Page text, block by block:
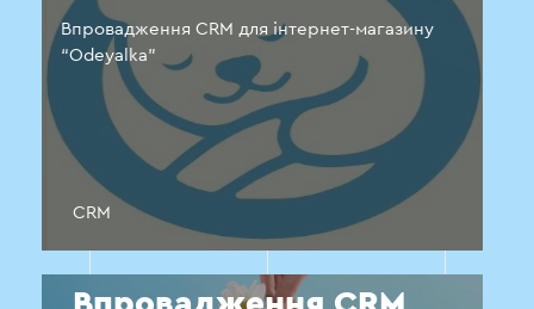
Впровадження CRM для інтернет-магазину
“Odeyalka”
CRM